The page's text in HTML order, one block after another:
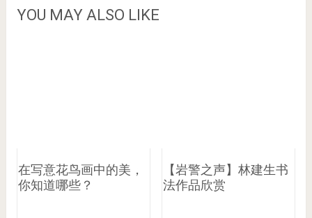
YOU MAY ALSO LIKE
在写意花鸟画中的美，
你知道哪些？
【岩警之声】林建生书
法作品欣赏